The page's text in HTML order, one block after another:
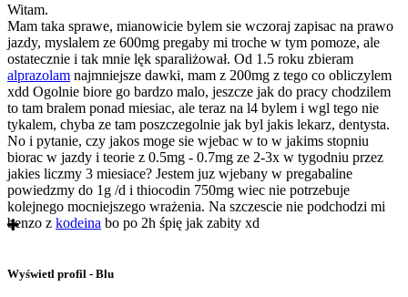
Witam.
Mam taka sprawe, mianowicie bylem sie wczoraj zapisac na prawo
jazdy, myslalem ze 600mg pregaby mi troche w tym pomoze, ale
ostatecznie i tak mnie lęk sparaliżował. Od 1.5 roku zbieram
alprazolam najmniejsze dawki, mam z 200mg z tego co obliczylem
xdd Ogolnie biore go bardzo malo, jeszcze jak do pracy chodzilem
to tam bralem ponad miesiac, ale teraz na l4 bylem i wgl tego nie
tykalem, chyba ze tam poszczegolnie jak byl jakis lekarz, dentysta.
No i pytanie, czy jakos moge sie wjebac w to w jakims stopniu
biorac w jazdy i teorie z 0.5mg - 0.7mg ze 2-3x w tygodniu przez
jakies liczmy 3 miesiace? Jestem juz wjebany w pregabaline
powiedzmy do 1g /d i thiocodin 750mg wiec nie potrzebuje
kolejnego mocniejszego wrażenia. Na szczescie nie podchodzi mi
benzo z kodeina bo po 2h śpię jak zabity xd
Wyświetl profil - Blu